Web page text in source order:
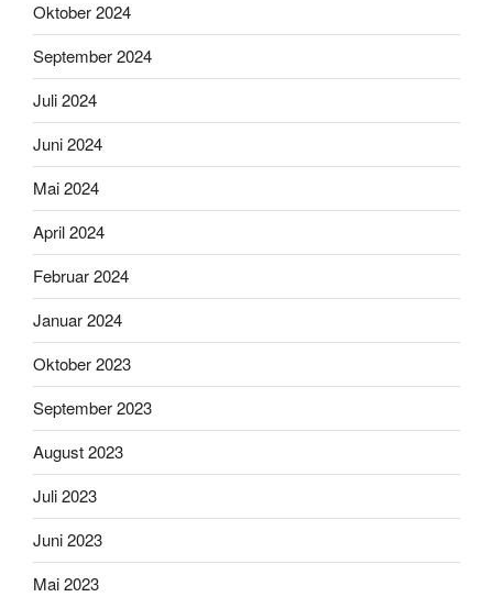
Oktober 2024
September 2024
Juli 2024
Juni 2024
Mai 2024
April 2024
Februar 2024
Januar 2024
Oktober 2023
September 2023
August 2023
Juli 2023
Juni 2023
Mai 2023